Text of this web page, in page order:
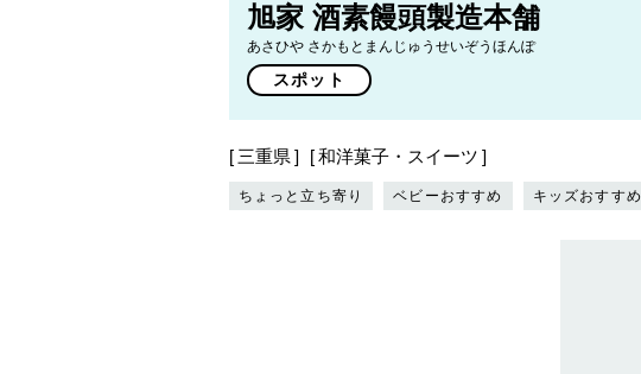
旭家 酒素饅頭製造本舗
あさひや さかもとまんじゅうせいぞうほんぽ
スポット
三重県 和洋菓子・スイーツ
ちょっと立ち寄り ベビーおすすめ キッズおすすめ